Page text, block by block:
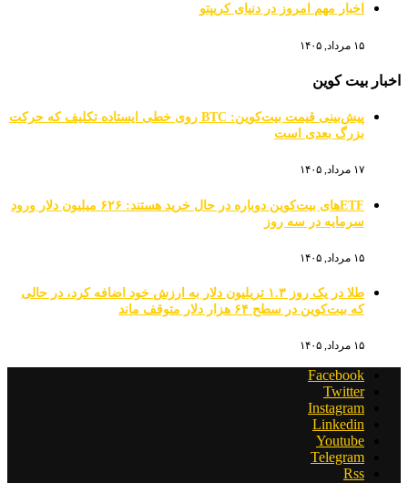
اخبار مهم امروز در دنیای کریپتو
۱۵ مرداد, ۱۴۰۵
اخبار بیت کوین
پیش‌بینی قیمت بیت‌کوین: BTC روی خطی ایستاده تکلیف که حرکت
بزرگ بعدی است
۱۷ مرداد, ۱۴۰۵
ETFهای بیت‌کوین دوباره در حال خرید هستند: ۶۲۶ میلیون دلار ورود
سرمایه در سه روز
۱۵ مرداد, ۱۴۰۵
طلا در یک روز ۱.۳ تریلیون دلار به ارزش خود اضافه کرد، در حالی
که بیت‌کوین در سطح ۶۴ هزار دلار متوقف ماند
۱۵ مرداد, ۱۴۰۵
Facebook
Twitter
Instagram
Linkedin
Youtube
Telegram
Rss